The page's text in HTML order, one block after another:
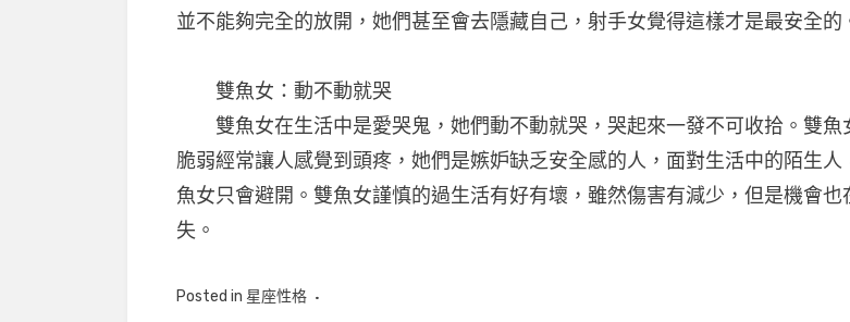
並不能夠完全的放開，她們甚至會去隱藏自己，射手女覺得這樣才是最安全的
雙魚女：動不動就哭
雙魚女在生活中是愛哭鬼，她們動不動就哭，哭起來一發不可收拾。雙魚
脆弱經常讓人感覺到頭疼，她們是嫉妒缺乏安全感的人，面對生活中的陌生人
魚女只會避開。雙魚女謹慎的過生活有好有壞，雖然傷害有減少，但是機會也
失。
Posted in 星座性格